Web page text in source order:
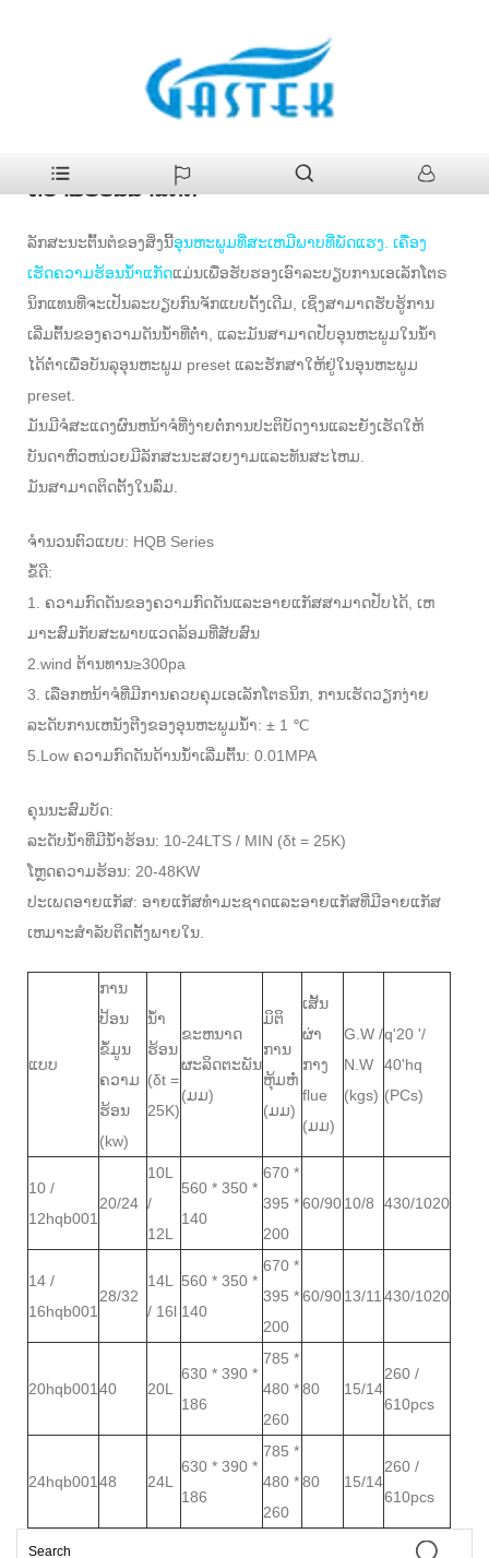
ອຸນຫະພູມທີ່ສະເຫມີພາບທີ່ພັດ
ແຮງ. ເຄື່ອງເຮັດຄວາມຮ້ອນນ້ໍາແກັດ
ຄວາມຮ້ອນນ້ໍາແກັດ
ລັກສະນະຕົ້ນຕໍຂອງສິ່ງນີ້ອຸນຫະພູມທີ່ສະເຫມີພາບທີ່ພັດແຮງ. ເຄື່ອງ
ເຮັດຄວາມຮ້ອນນ້ໍາແກັດແມ່ນເພື່ອຮັບຮອງເອົາລະບຽບການເອເລັກໂຕຣ
ນິກແທນທີ່ຈະເປັນລະບຽບກົນຈັກແບບດັ້ງເດີມ, ເຊິ່ງສາມາດຮັບຮູ້ການ
ເລີ່ມຕົ້ນຂອງຄວາມດັນນ້ໍາທີ່ຕໍ່າ, ແລະມັນສາມາດປັບອຸນຫະພູມໃນນ້ໍາ
ໄດ້ຕ່ໍາເພື່ອບັນລຸອຸນຫະພູມ preset ແລະຮັກສາໃຫ້ຢູ່ໃນອຸນຫະພູມ
preset.
ມັນມີຈໍສະແດງຜົນຫນ້າຈໍທີ່ງ່າຍຕໍ່ການປະຕິບັດງານແລະຍັງເຮັດໃຫ້
ບັນດາຫົວຫນ່ວຍມີລັກສະນະສວຍງາມແລະທັນສະໄຫມ.
ມັນສາມາດຕິດຕັ້ງໃນລົ່ມ.
ຈໍານວນຕົວແບບ: HQB Series
ຂໍ້ດີ:
1. ຄວາມກົດດັນຂອງຄວາມກົດດັນແລະອາຍແກັສສາມາດປັບໄດ້, ເຫ
ມາະສົມກັບສະພາບແວດລ້ອມທີ່ສັບສົນ
2.wind ຕ້ານທານ≥300pa
3. ເລືອກຫນ້າຈໍທີ່ມີການຄວບຄຸມເອເລັກໂຕຣນິກ, ການເຮັດວຽກງ່າຍ
ລະດັບການເຫນັງຕີງຂອງອຸນຫະພູມນ້ໍາ: ± 1 ℃
5.Low ຄວາມກົດດັນດ້ານນໍ້າເລີ່ມຕົ້ນ: 0.01MPA
ຄຸນນະສົມບັດ:
ລະດັບນ້ໍາທີ່ມີນໍ້າຮ້ອນ: 10-24LTS / MIN (δt = 25K)
ໂຫຼດຄວາມຮ້ອນ: 20-48KW
ປະເພດອາຍແກັສ: ອາຍແກັສທໍາມະຊາດແລະອາຍແກັສທີ່ມີອາຍແກັສ
ເຫມາະສໍາລັບຕິດຕັ້ງພາຍໃນ.
ແບບ
ການ
ປ້ອນ
ຂໍ້ມູນ
ຄວາມ
ຮ້ອນ
(kw)
ນ້ໍາ
ຮ້ອນ
(δt =
25K)
ຂະຫນາດ
ຜະລິດຕະພັນ
(ມມ)
ມິຕິ
ການ
ຫຸ້ມຫໍ່
(ມມ)
ເສັ້ນ
ຜ່າ
ກາງ
flue
(ມມ)
G.W /
N.W
(kgs)
q'20 '/
40'hq
(PCs)
10 /
12hqb001
20/24
10L
/
12L
560 * 350 *
140
670 *
395 *
200
60/9010/8 430/1020
14 /
16hqb001
28/32
14L
/ 16l
560 * 350 *
140
670 *
395 *
200
60/9013/11 430/1020
20hqb001 40 20L
630 * 390 *
186
785 *
480 *
260
80 15/14
260 /
610pcs
24hqb001 48 24L
630 * 390 *
186
785 *
480 *
260
80 15/14
260 /
610pcs